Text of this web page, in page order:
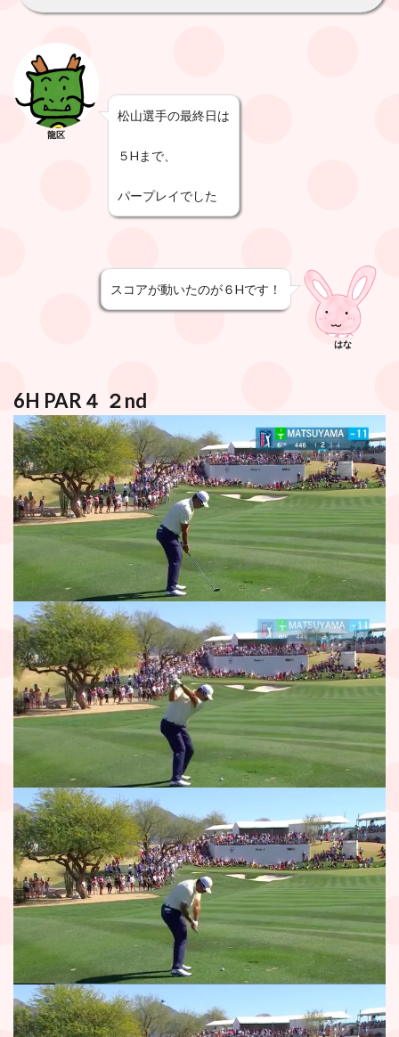
龍区
松山選手の最終日は
５Hまで、
パープレイでした
スコアが動いたのが６Hです！
はな
6H PAR４ ２nd